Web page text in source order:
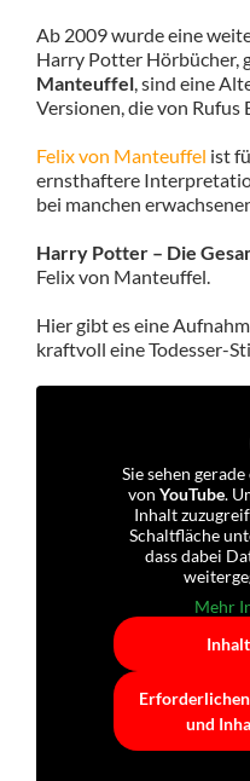
Ab 2009 wurde eine
Harry Potter Hörbücher,
Manteuffel, sind eine
Versionen, die von Rufus
Felix von Manteuffel ist
ernsthaftere
bei manchen
Harry Potter – Die
Felix von Manteuffel.
Hier gibt es eine
kraftvoll eine Todesser-
Sie sehen
von YouTube.
Inhalt
Schaltfläche
dass dabei
Mehr
und